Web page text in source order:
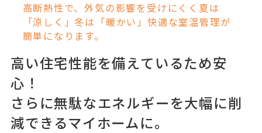
高断熱性で、外気の影響を受けにくく夏は
「涼しく」冬は「暖かい」快適な室温管理が
簡単になります。
高い住宅性能を備えているため安
心！
さらに無駄なエネルギーを大幅に削
減できるマイホームに。